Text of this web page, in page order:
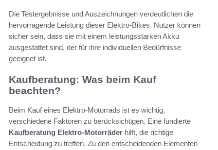
Die Testergebnisse und Auszeichnungen verdeutlichen die
hervorragende Leistung dieser Elektro-Bikes. Nutzer können
sicher sein, dass sie mit einem leistungsstarken Akku
ausgestattet sind, der für ihre individuellen Bedürfnisse
geeignet ist.
Kaufberatung: Was beim Kauf
beachten?
Beim Kauf eines Elektro-Motorrads ist es wichtig,
verschiedene Faktoren zu berücksichtigen. Eine fundierte
Kaufberatung Elektro-Motorräder hilft, die richtige
Entscheidung zu treffen. Zu den entscheidenden Elementen